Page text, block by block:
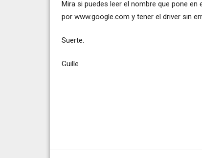
Mira si puedes leer el nombre que pone
por www.google.com y tener el driver sin
Suerte.
Guille